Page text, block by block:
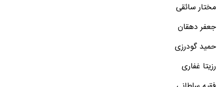
مختار سائقی
جعفر دهقان
حمید گودرزی
رزیتا غفاری